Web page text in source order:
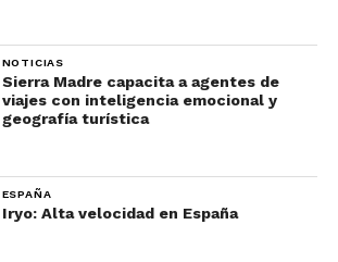
NOTICIAS
Sierra Madre capacita a agentes de
viajes con inteligencia emocional y
geografía turística
ESPAÑA
Iryo: Alta velocidad en España